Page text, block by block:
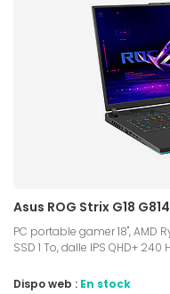
Asus ROG Strix G18
PC portable gamer 18", AMD
SSD 1 To, dalle IPS QHD+ 240
Dispo web : En stock